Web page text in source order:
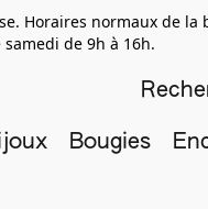
Horaires normaux de
de 9h à 16h.
Bougies